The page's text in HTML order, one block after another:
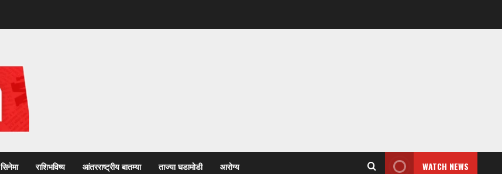
सिनेमा राशिभविष्य आंतरराष्ट्रीय बातम्या ताज्या घडामोडी आरोग्य WATCH NEWS